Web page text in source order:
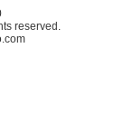
reserved.